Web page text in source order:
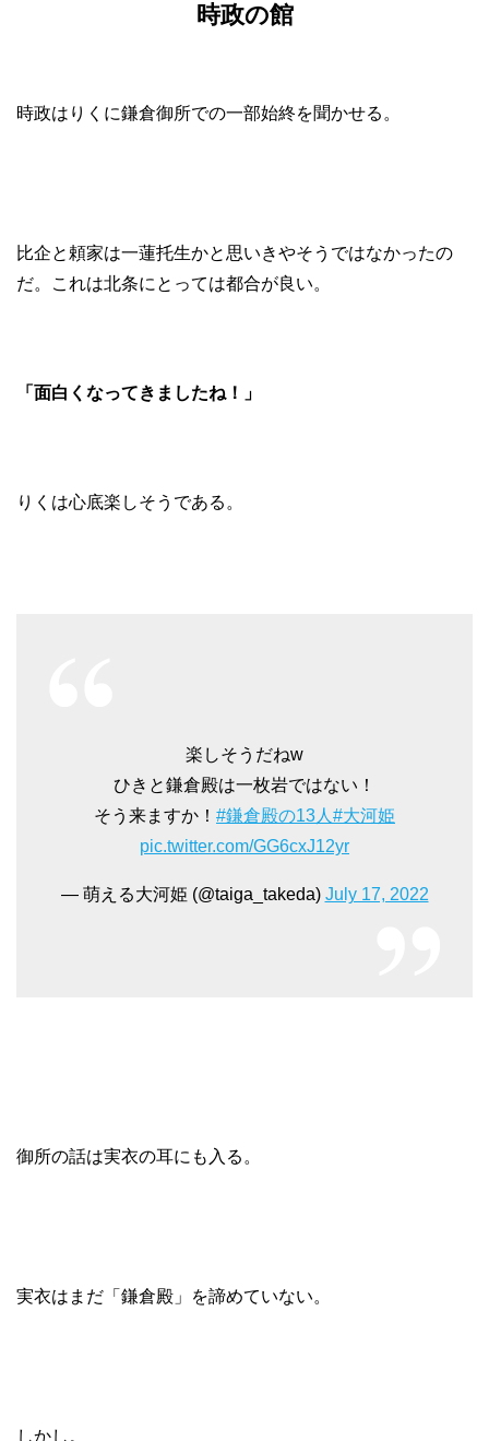
時政の館
時政はりくに鎌倉御所での一部始終を聞かせる。
比企と頼家は一蓮托生かと思いきやそうではなかったの
だ。これは北条にとっては都合が良い。
「面白くなってきましたね！」
りくは心底楽しそうである。
楽しそうだねw
ひきと鎌倉殿は一枚岩ではない！
そう来ますか！ #鎌倉殿の13人 #大河姫
pic.twitter.com/GG6cxJ12yr
— 萌える大河姫 (@taiga_takeda) July 17, 2022
御所の話は実衣の耳にも入る。
実衣はまだ「鎌倉殿」を諦めていない。
しかし。